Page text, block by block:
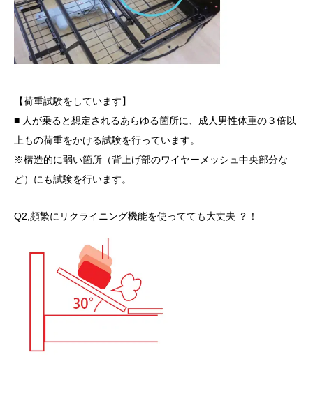
【荷重試験をしています】
■ 人が乗ると想定されるあらゆる箇所に、成人男性体重の３倍以
上もの荷重をかける試験を行っています。
※構造的に弱い箇所（背上げ部のワイヤーメッシュ中央部分な
ど）にも試験を行います。
Q2,頻繁にリクライニング機能を使ってても大丈夫 ？！